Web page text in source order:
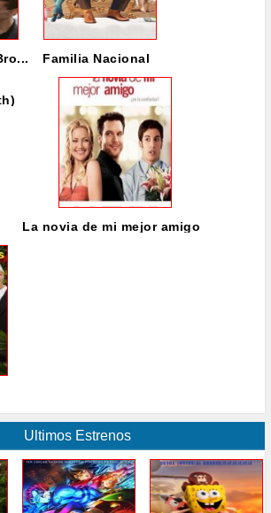
Familia Nacional
La novia de mi mejor amigo
Ultimos Estrenos